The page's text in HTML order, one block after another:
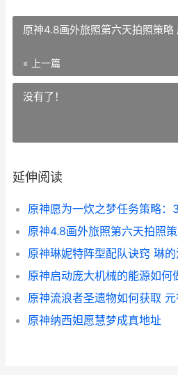
原神4.8画外旅照第六天拍照策略
« 上一篇
没有了！
延伸阅读
原神4.8画外旅照第六天拍照
原神琳妮特阵型配队诀窍 琳
原神流浪者圣遗物如何获取
原神纳西妲愿慧梦成真地址